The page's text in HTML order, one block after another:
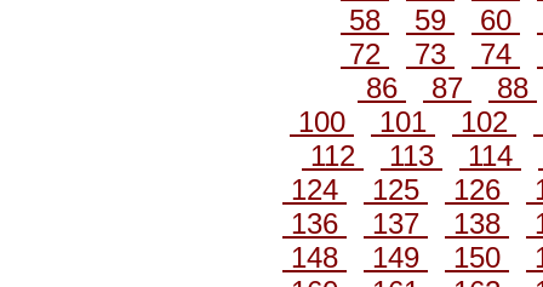
58
59 60
72
73 74
86
87
88
100
101 102
112
113 114
124
125 126
136
137 138
148
149 150